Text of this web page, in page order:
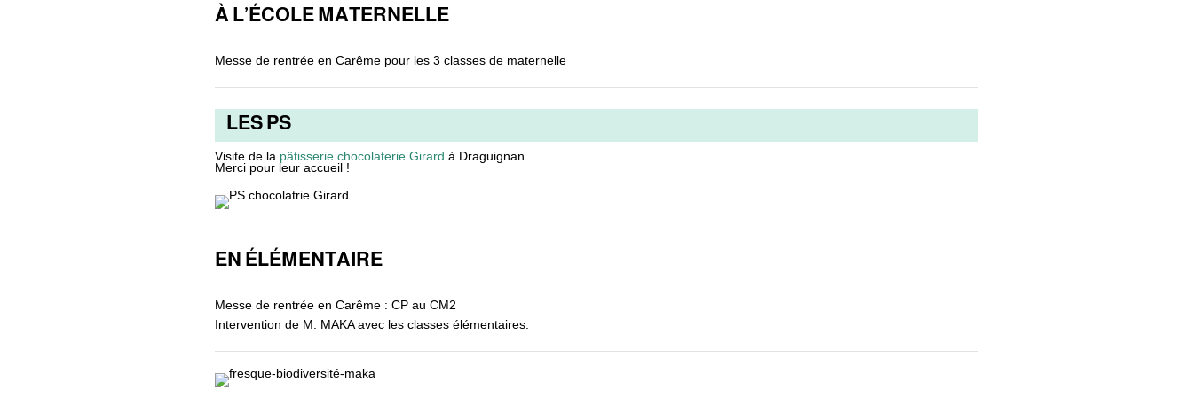
À L’ÉCOLE MATERNELLE
Messe de rentrée en Carême pour les 3 classes de maternelle
LES PS
Visite de la pâtisserie chocolaterie Girard à Draguignan.
Merci pour leur accueil !
EN ÉLÉMENTAIRE
Messe de rentrée en Carême : CP au CM2
Intervention de M. MAKA avec les classes élémentaires.